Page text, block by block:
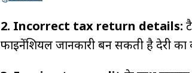
2. Incorrect tax return details:
फाइनेंशियल जानकारी बन सकती है देरी का